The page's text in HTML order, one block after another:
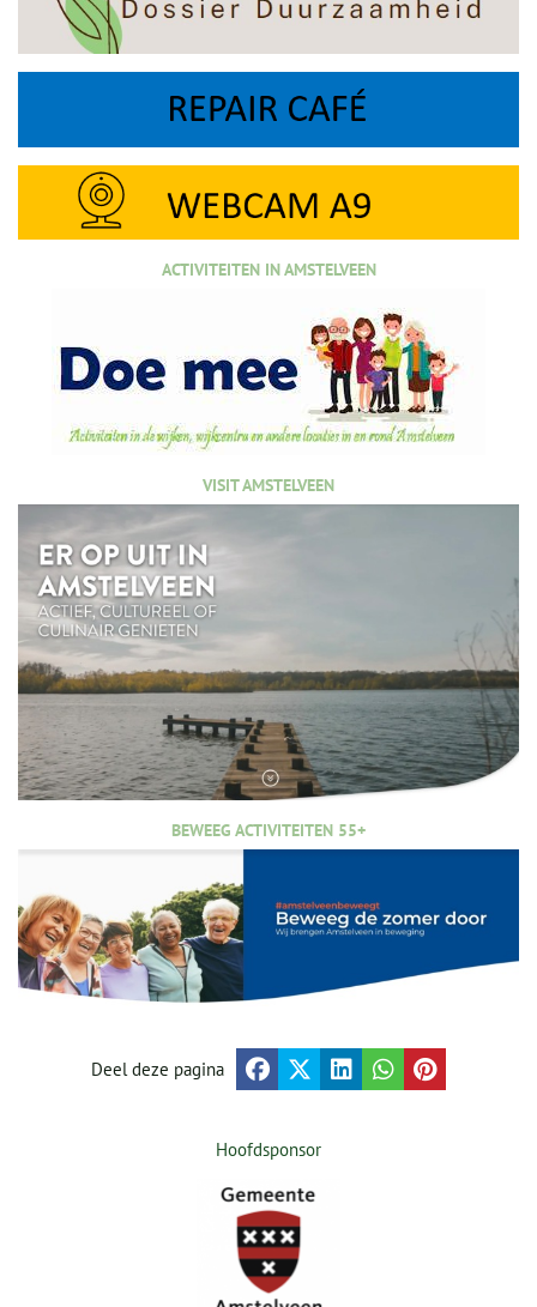
ACTIVITEITEN IN AMSTELVEEN
VISIT AMSTELVEEN
BEWEEG ACTIVITEITEN 55+
Deel deze pagina
Hoofdsponsor